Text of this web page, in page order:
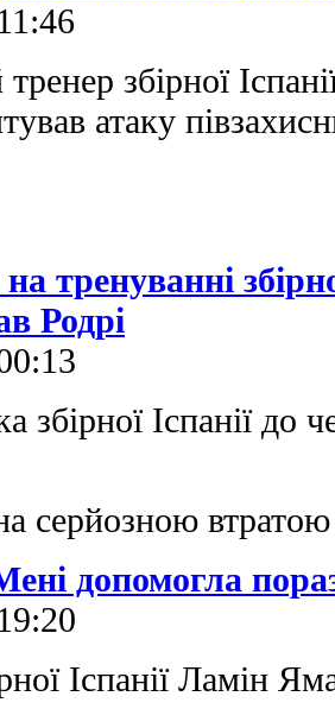
збірної
атаку
тренуванні
Родрі
збірної Іспанії до
серйозною
допомогла
Іспанії Ламін